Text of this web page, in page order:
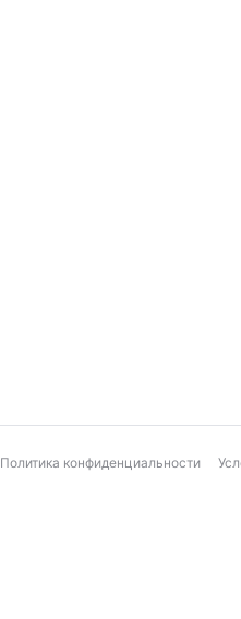
Политика конфиденциальности